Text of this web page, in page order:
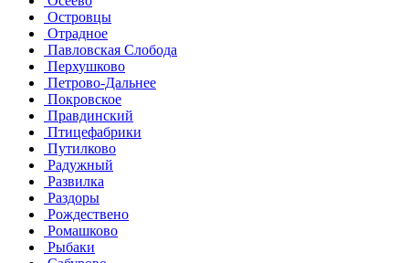
Островцы
Отрадное
Павловская Слобода
Перхушково
Петрово-Дальнее
Покровское
Правдинский
Птицефабрики
Путилково
Радужный
Развилка
Раздоры
Рождествено
Ромашково
Рыбаки